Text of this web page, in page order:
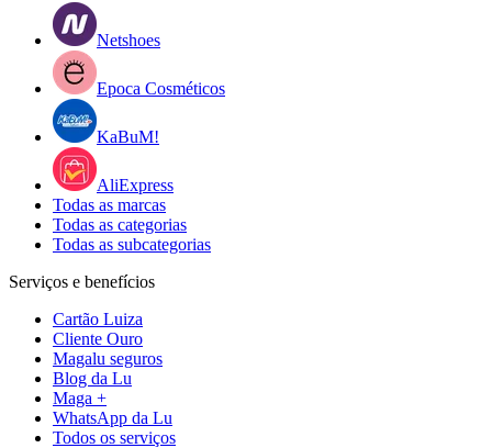
Netshoes
Epoca Cosméticos
KaBuM!
AliExpress
Todas as marcas
Todas as categorias
Todas as subcategorias
Serviços e benefícios
Cartão Luiza
Cliente Ouro
Magalu seguros
Blog da Lu
Maga +
WhatsApp da Lu
Todos os serviços